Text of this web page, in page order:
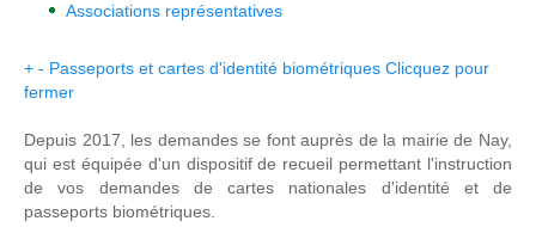
Associations représentatives
+ - Passeports et cartes d'identité biométriques Clicquez pour
fermer
Depuis 2017, les demandes se font auprès de la mairie de Nay,
qui est équipée d'un dispositif de recueil permettant l'instruction
de vos demandes de cartes nationales d'identité et de
passeports biométriques.